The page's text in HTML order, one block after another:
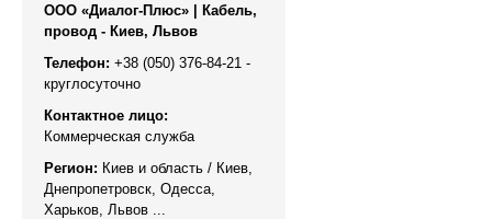
ООО «Диалог-Плюс» | Кабель,
провод - Киев, Львов
Телефон: +38 (050) 376-84-21 -
круглосуточно
Контактное лицо:
Коммерческая служба
Регион: Киев и область / Киев,
Днепропетровск, Одесса,
Харьков, Львов ...